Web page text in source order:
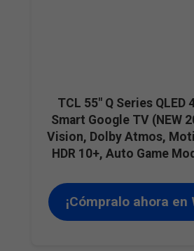
TCL 55″ Q Series QLED
Smart Google TV (NEW
Vision, Dolby Atmos,
HDR 10+, Auto Game
¡Cómpralo ahora en